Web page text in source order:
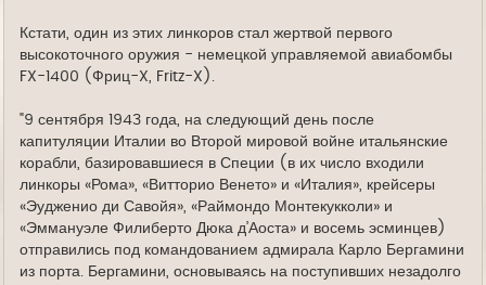
Кстати, один из этих линкоров стал жертвой первого
высокоточного оружия - немецкой управляемой авиабомбы
FX-1400 (Фриц-X, Fritz-X).
"9 сентября 1943 года, на следующий день после
капитуляции Италии во Второй мировой войне итальянские
корабли, базировавшиеся в Специи (в их число входили
линкоры «Рома», «Витторио Венето» и «Италия», крейсеры
«Эудженио ди Савойя», «Раймондо Монтекукколи» и
«Эммануэле Филиберто Дюка д’Аоста» и восемь эсминцев)
отправились под командованием адмирала Карло Бергамини
из порта. Бергамини, основываясь на поступивших незадолго